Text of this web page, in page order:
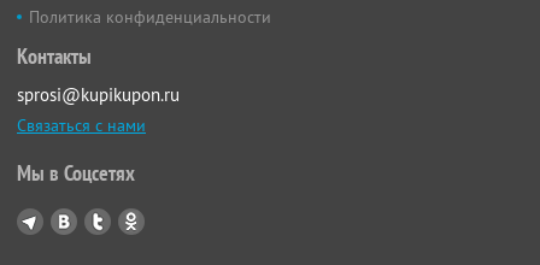
Политика конфиденциальности
Контакты
sprosi@kupikupon.ru
Связаться с нами
Мы в Соцсетях